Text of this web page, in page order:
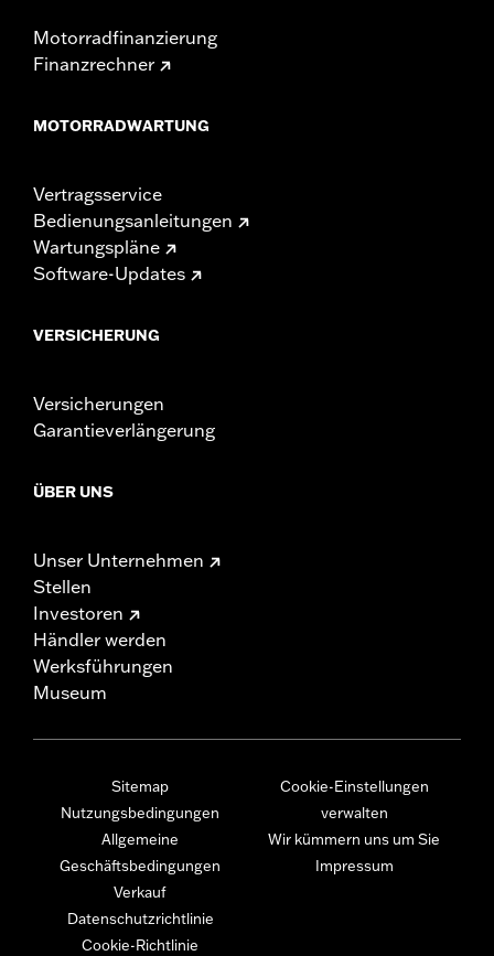
Motorradfinanzierung
Finanzrechner
MOTORRADWARTUNG
Vertragsservice
Bedienungsanleitungen
Wartungspläne
Software-Updates
VERSICHERUNG
Versicherungen
Garantieverlängerung
ÜBER UNS
Unser Unternehmen
Stellen
Investoren
Händler werden
Werksführungen
Museum
Sitemap
Nutzungsbedingungen
Allgemeine
Geschäftsbedingungen
Verkauf
Datenschutzrichtlinie
Cookie-Richtlinie
Cookie-Einstellungen
verwalten
Wir kümmern uns um Sie
Impressum